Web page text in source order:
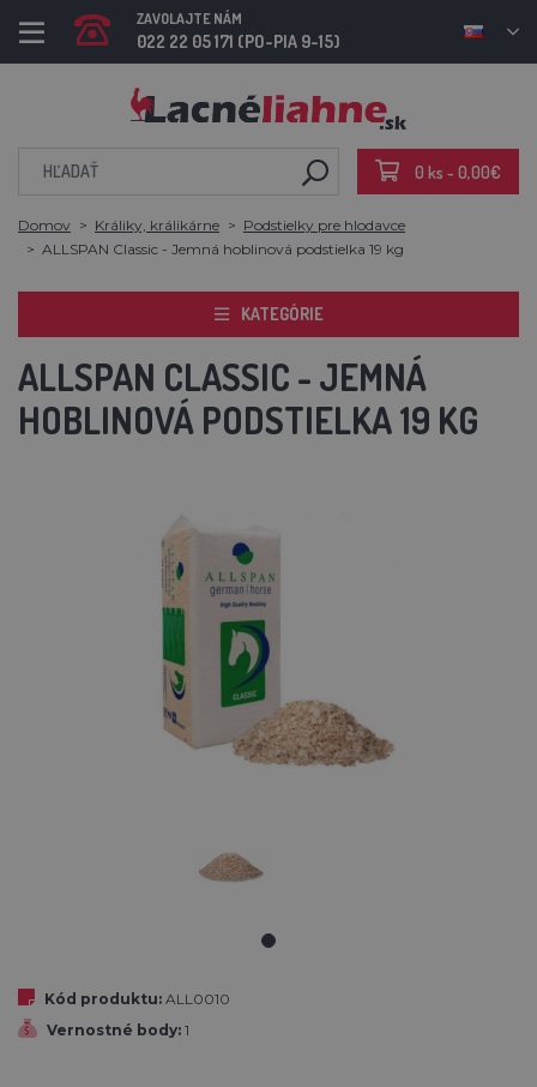
ZAVOLAJTE NÁM
022 22 05 171 (PO-PIA 9-15)
0 ks - 0,00€
Domov Králiky, králikárne
Podstielky pre hlodavce
ALLSPAN Classic - Jemná hoblinová podstielka 19 kg
KATEGÓRIE
ALLSPAN CLASSIC - JEMNÁ
HOBLINOVÁ PODSTIELKA 19 KG
Kód produktu: ALL0010
Vernostné body: 1